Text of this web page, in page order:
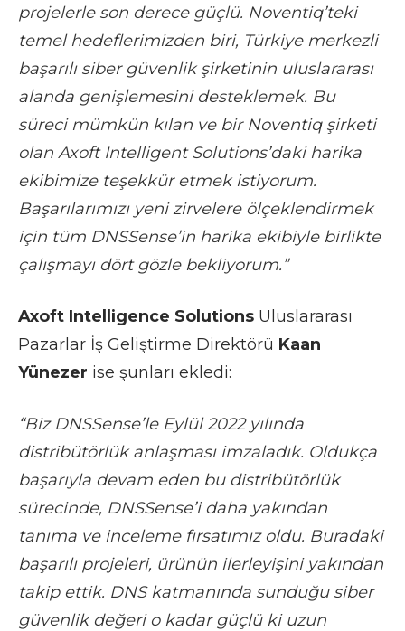
projelerle son derece güçlü. Noventiq’teki
temel hedeflerimizden biri, Türkiye merkezli
başarılı siber güvenlik şirketinin uluslararası
alanda genişlemesini desteklemek. Bu
süreci mümkün kılan ve bir Noventiq şirketi
olan Axoft Intelligent Solutions’daki harika
ekibimize teşekkür etmek istiyorum.
Başarılarımızı yeni zirvelere ölçeklendirmek
için tüm DNSSense’in harika ekibiyle birlikte
çalışmayı dört gözle bekliyorum.”
Axoft Intelligence Solutions Uluslararası
Pazarlar İş Geliştirme Direktörü Kaan
Yünezer ise şunları ekledi:
“Biz DNSSense’le Eylül 2022 yılında
distribütörlük anlaşması imzaladık. Oldukça
başarıyla devam eden bu distribütörlük
sürecinde, DNSSense’i daha yakından
tanıma ve inceleme fırsatımız oldu. Buradaki
başarılı projeleri, ürünün ilerleyişini yakından
takip ettik. DNS katmanında sunduğu siber
güvenlik değeri o kadar güçlü ki uzun